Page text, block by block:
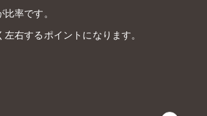
率です。
右するポイントになります。